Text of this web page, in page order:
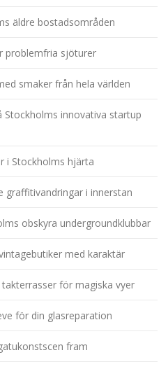
äldre bostadsområden
problemfria sjöturer
smaker från hela världen
innovativa startup
i Stockholms hjärta
graffitivandringar i innerstan
obskyra undergroundklubbar
med karaktär
för magiska vyer
för din glasreparation
fram